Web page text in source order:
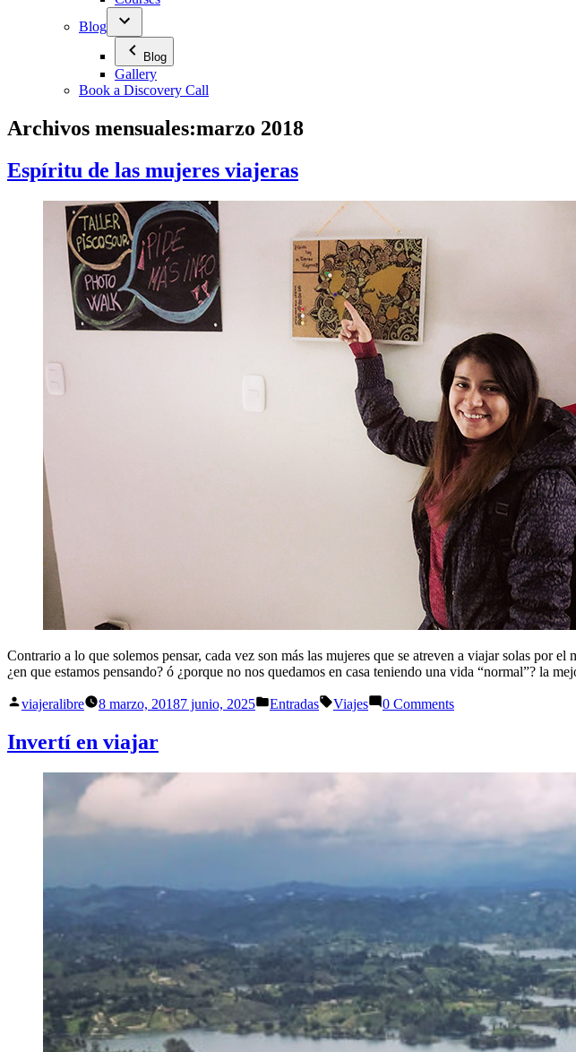
Blog
Blog
Gallery
Book a Discovery Call
Archivos mensuales:marzo 2018
Espíritu de las mujeres viajeras
Contrario a lo que solemos pensar, cada vez son más las mujeres que se atreven a viajar solas por
¿en que estamos pensando? ó ¿porque no nos quedamos en casa teniendo una vida “normal”? la
Publicado
viajeralibre 8 marzo, 20187 junio, 2025
Publicado
Entradas Etiquetas:
Viajes 0 Comments
Invertí en viajar